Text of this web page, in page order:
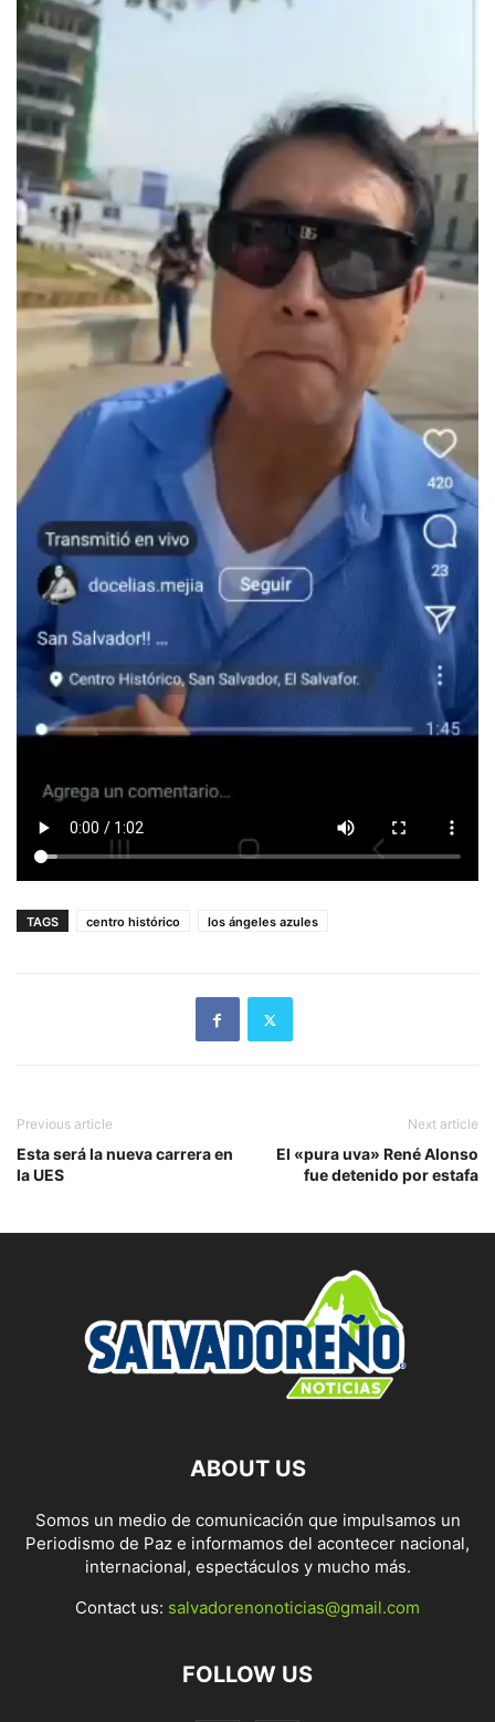
TAGS centro histórico los ángeles azules
Previous article
Esta será la nueva carrera en
la UES
Next article
El «pura uva» René Alonso
fue detenido por estafa
ABOUT US
Somos un medio de comunicación que impulsamos un
Periodismo de Paz e informamos del acontecer nacional,
internacional, espectáculos y mucho más.
Contact us: salvadorenonoticias@gmail.com
FOLLOW US